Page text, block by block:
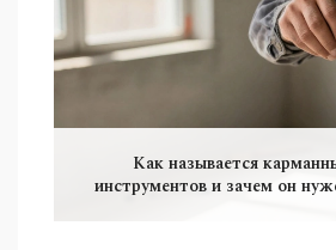
Как называется
инструментов и зачем он